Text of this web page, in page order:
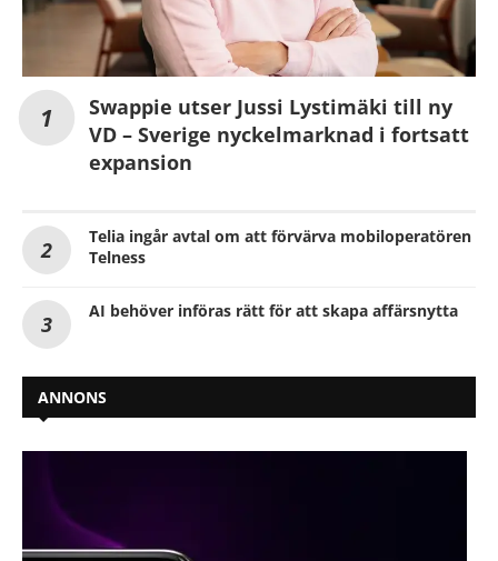
Swappie utser Jussi Lystimäki till ny
VD – Sverige nyckelmarknad i fortsatt
expansion
Telia ingår avtal om att förvärva mobiloperatören
Telness
AI behöver införas rätt för att skapa affärsnytta
ANNONS